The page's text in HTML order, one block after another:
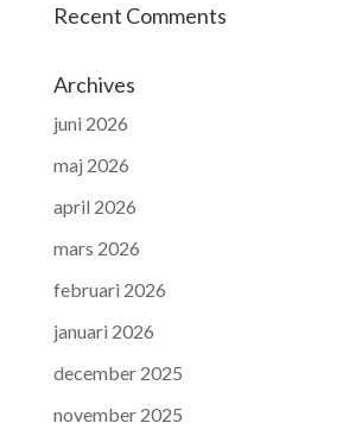
Recent Comments
Archives
juni 2026
maj 2026
april 2026
mars 2026
februari 2026
januari 2026
december 2025
november 2025